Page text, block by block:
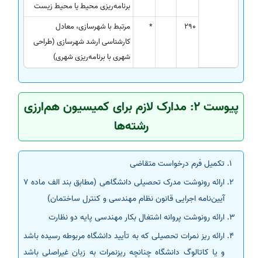
برنامه‌ریزی محیط یا محیط زیست
290
*
مرتبط با شهرسازی، معادل
کارشناسی ارشد شهرسازی (طراحی
شهری با برنامه‌ریزی شهری)
پیوست 2: مدارک لازم برای کمیسیون‌ هم‌ارزی
رشته‌ها
تکمیل فرم درخواست متقاضی
ارائه رونوشت مدرک تحصیلی دانشگاهی (مطابق بند الف ماده 7
آیین‌نامه اجرایی قانون نظام مهندسی و کنترل ساختمان)
ارائه رونوشت پروانه اشتغال بکار مهندسی پایه دو نظارت
ارائه ریز نمرات تحصیلی که به تأیید دانشگاه مربوطه رسیده باشد
و یا کاتالوگ دانشگاه چنانچه ریزنمرات به زبان غیراصلی باشد